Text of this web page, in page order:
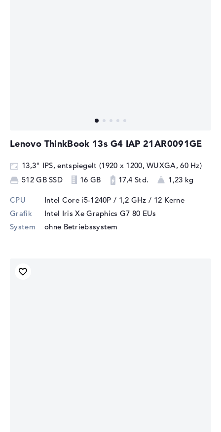
Lenovo ThinkBook 13s G4 IAP 21AR0091GE
13,3" IPS, entspiegelt (1920 x 1200, WUXGA, 60 Hz)
512 GB SSD
16 GB 17,4 Std. 1,23 kg
CPU Intel Core i5-1240P / 1,2 GHz / 12 Kerne
Grafik
Intel Iris Xe Graphics G7 80 EUs
System
ohne Betriebssystem